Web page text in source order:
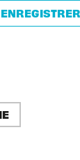
ENREGISTRER